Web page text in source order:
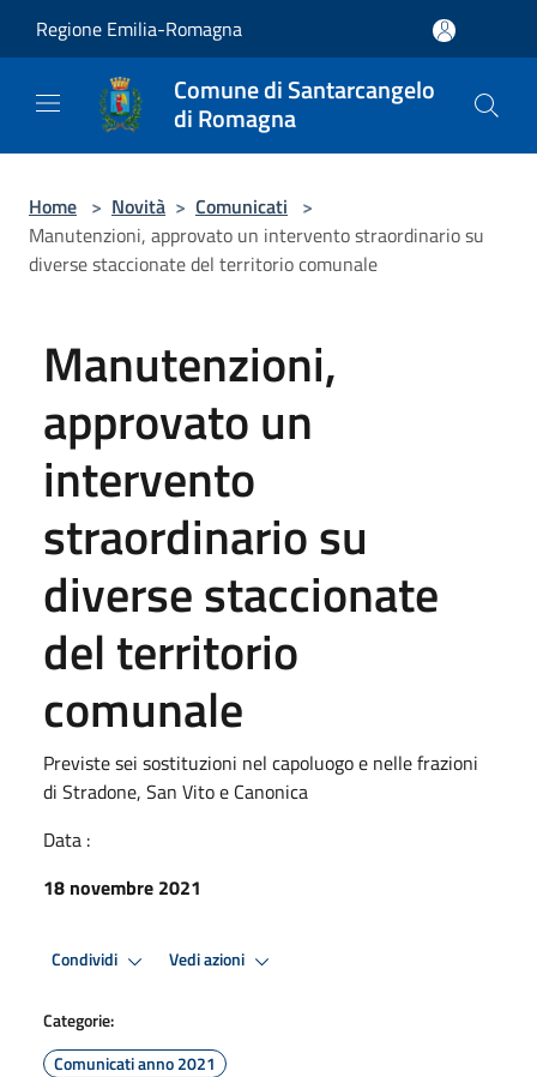
Regione Emilia-Romagna
Comune di Santarcangelo
di Romagna
Home > Novità > Comunicati >
Manutenzioni, approvato un intervento straordinario su
diverse staccionate del territorio comunale
Manutenzioni,
approvato un
intervento
straordinario su
diverse staccionate
del territorio
comunale
Previste sei sostituzioni nel capoluogo e nelle frazioni
di Stradone, San Vito e Canonica
Data :
18 novembre 2021
Condividi Vedi azioni
Categorie:
Comunicati anno 2021